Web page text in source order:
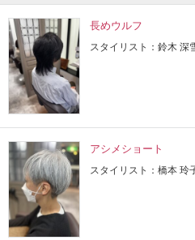
長めウルフ
スタイリスト：鈴木 深
アシメショート
スタイリスト：橋本 玲